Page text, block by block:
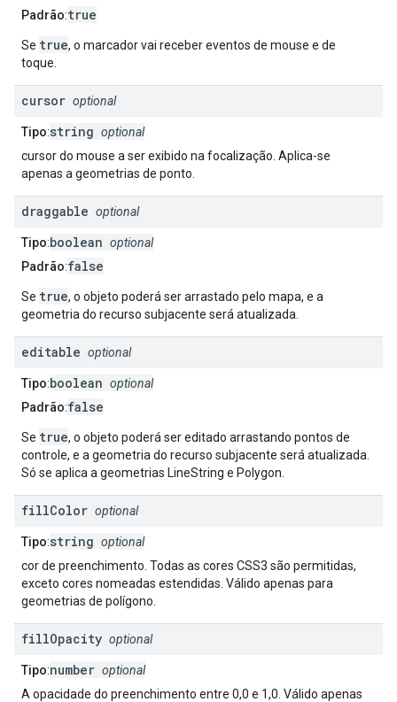
Padrão:true
Se true, o marcador vai receber eventos de mouse e de
toque.
cursor optional
Tipo:string optional
cursor do mouse a ser exibido na focalização. Aplica-se
apenas a geometrias de ponto.
draggable optional
Tipo:boolean optional
Padrão:false
Se true, o objeto poderá ser arrastado pelo mapa, e a
geometria do recurso subjacente será atualizada.
editable optional
Tipo:boolean optional
Padrão:false
Se true, o objeto poderá ser editado arrastando pontos de
controle, e a geometria do recurso subjacente será atualizada.
Só se aplica a geometrias LineString e Polygon.
fillColor optional
Tipo:string optional
cor de preenchimento. Todas as cores CSS3 são permitidas,
exceto cores nomeadas estendidas. Válido apenas para
geometrias de polígono.
fillOpacity optional
Tipo:number optional
A opacidade do preenchimento entre 0,0 e 1,0. Válido apenas